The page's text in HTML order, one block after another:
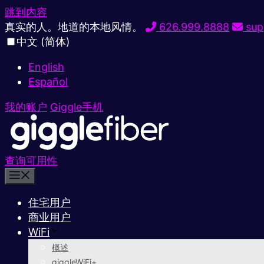
跳到内容
真实的人。地道的本地风情。
626.999.8888
中文 (简体)
English
Español
我的账户 Giggle手机
查询可用性
住宅用户
商业用户
WiFi
概述
giggleWiFi+